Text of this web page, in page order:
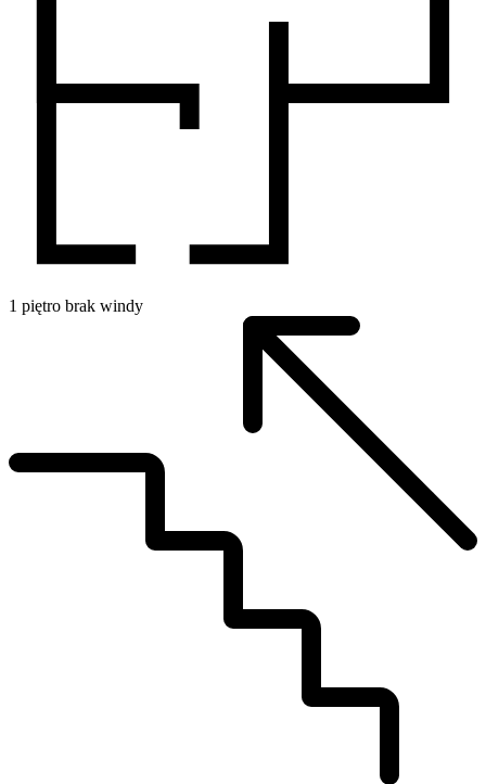
1 piętro brak windy